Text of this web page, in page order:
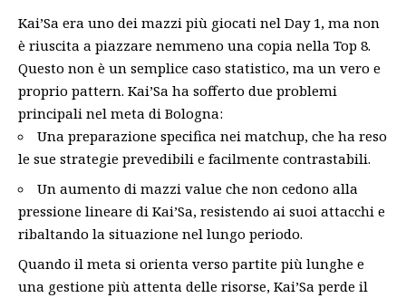
Kai’Sa era uno dei mazzi più giocati nel Day 1, ma non
è riuscita a piazzare nemmeno una copia nella Top 8.
Questo non è un semplice caso statistico, ma un vero e
proprio pattern. Kai’Sa ha sofferto due problemi
principali nel meta di Bologna:
Una preparazione specifica nei matchup, che ha reso
le sue strategie prevedibili e facilmente contrastabili.
Un aumento di mazzi value che non cedono alla
pressione lineare di Kai’Sa, resistendo ai suoi attacchi e
ribaltando la situazione nel lungo periodo.
Quando il meta si orienta verso partite più lunghe e
una gestione più attenta delle risorse, Kai’Sa perde il